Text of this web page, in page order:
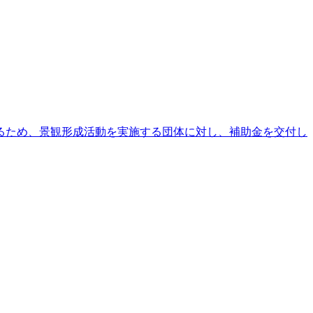
め、景観形成活動を実施する団体に対し、補助金を交付し